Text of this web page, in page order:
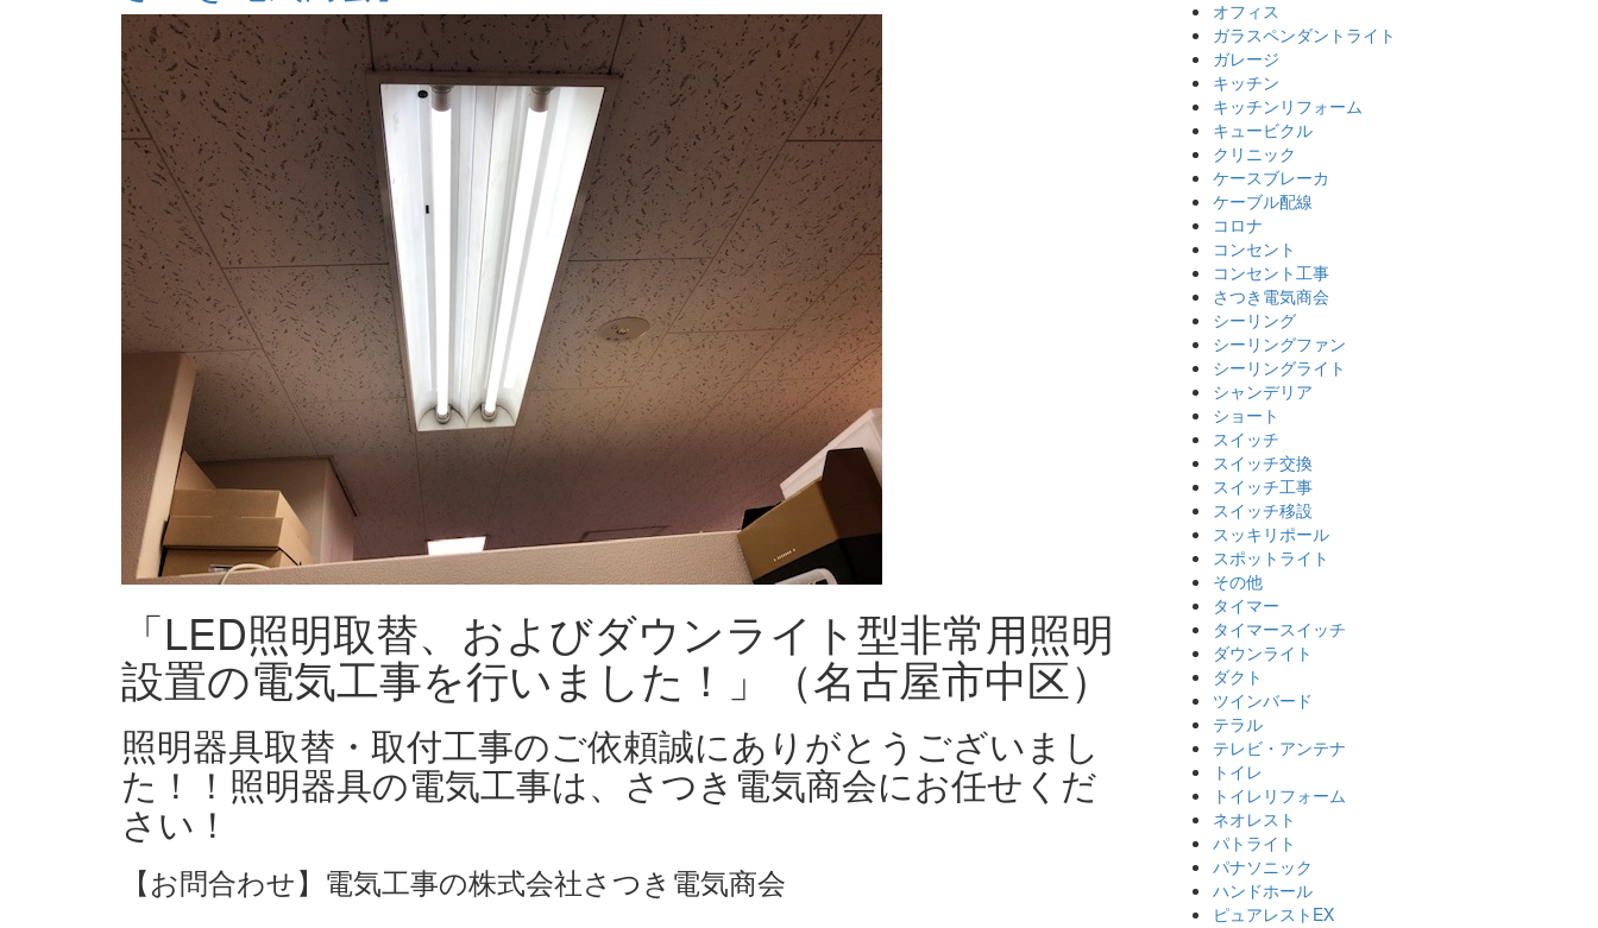
「LED照明取替、およびダウンライト型非常用照明
設置の電気工事を行いました！」（名古屋市中区）
照明器具取替・取付工事のご依頼誠にありがとうございまし
た！！照明器具の電気工事は、さつき電気商会にお任せくだ
さい！
【お問合わせ】電気工事の株式会社さつき電気商会
オフィス
ガラスペンダントライト
ガレージ
キッチン
キッチンリフォーム
キュービクル
クリニック
ケースブレーカ
ケーブル配線
コロナ
コンセント
コンセント工事
さつき電気商会
シーリング
シーリングファン
シーリングライト
シャンデリア
ショート
スイッチ
スイッチ交換
スイッチ工事
スイッチ移設
スッキリポール
スポットライト
その他
タイマー
タイマースイッチ
ダウンライト
ダクト
ツインバード
テラル
テレビ・アンテナ
トイレ
トイレリフォーム
ネオレスト
パトライト
パナソニック
ハンドホール
ピュアレストEX